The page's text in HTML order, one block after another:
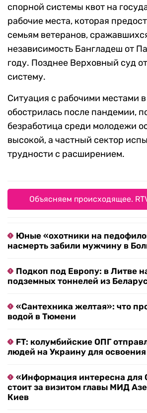
спорной системы квот на
рабочие места, которая
семьям ветеранов,
независимость Бангладеш от
году. Позднее Верховный суд
систему.
Ситуация с рабочими местами
обострилась после пандемии,
безработица среди молодежи
высокой, а частный сектор
трудности с расширением.
Объясняем происходящее.
Юные «охотники на
насмерть забили мужчину в
Подкоп под Европу: в Литве
подземных тоннелей из
«Сантехника желтая»: что
водой в Тюмени
FT: колумбийские ОПГ
людей на Украину для
«Информация интересна для
стоит за визитом главы МИД
Киев